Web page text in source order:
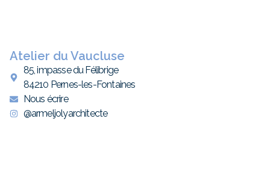
Atelier du Vaucluse
85, impasse du Félibrige
84210 Pernes-les-Fontaines
Nous écrire
@armeljolyarchitecte